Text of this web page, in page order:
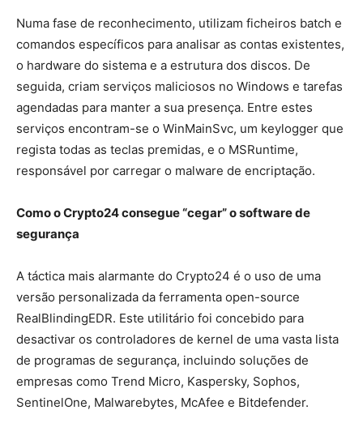
Numa fase de reconhecimento, utilizam ficheiros batch e
comandos específicos para analisar as contas existentes,
o hardware do sistema e a estrutura dos discos. De
seguida, criam serviços maliciosos no Windows e tarefas
agendadas para manter a sua presença. Entre estes
serviços encontram-se o WinMainSvc, um keylogger que
regista todas as teclas premidas, e o MSRuntime,
responsável por carregar o malware de encriptação.
Como o Crypto24 consegue “cegar” o software de
segurança
A táctica mais alarmante do Crypto24 é o uso de uma
versão personalizada da ferramenta open-source
RealBlindingEDR. Este utilitário foi concebido para
desactivar os controladores de kernel de uma vasta lista
de programas de segurança, incluindo soluções de
empresas como Trend Micro, Kaspersky, Sophos,
SentinelOne, Malwarebytes, McAfee e Bitdefender.